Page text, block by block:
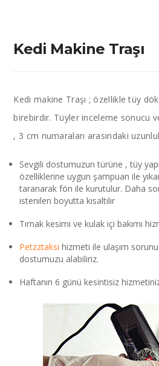
Kedi Makine Traşı
Kedi makine Traşı ; özellikle tüy
birebirdir. Tüyler inceleme sonucu
, 3 cm numaraları arasındaki
Sevgili dostumuzun türüne , tüy
özelliklerine uygun şampuan ile
taranarak fön ile kurutulur. Daha
istenilen boyutta kısaltılır
Tırnak kesimi ve kulak içi bakımı
Petzztaksi hizmeti ile ulaşım
dostumuzu alabiliriz.
Haftanın 6 günü kesintisiz